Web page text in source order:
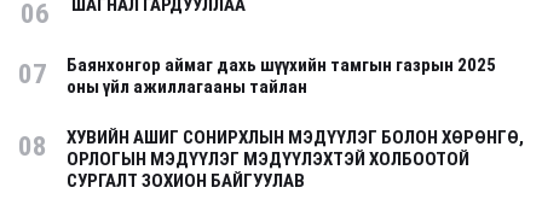
06 ШАГНАЛ ГАРДУУЛЛАА
07
Баянхонгор аймаг дахь шүүхийн тамгын газрын 2025
оны үйл ажиллагааны тайлан
08
ХУВИЙН АШИГ СОНИРХЛЫН МЭДҮҮЛЭГ БОЛОН ХӨРӨНГӨ,
ОРЛОГЫН МЭДҮҮЛЭГ МЭДҮҮЛЭХТЭЙ ХОЛБООТОЙ
СУРГАЛТ ЗОХИОН БАЙГУУЛАВ